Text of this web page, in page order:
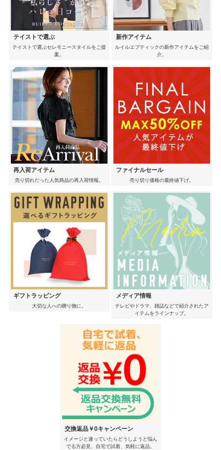
テイストで選ぶ
テイストで選ぶセレモニースタイルをご提
案。
新作アイテム
ルイルエブティックの新作アイテムをご紹
介。
再入荷アイテム
売り切れだった人気商品の再入荷情報。
ファイナルセール
売り切り価格の最終値下げ。
ギフトラッピング
大切な人への贈り物に。
メディア情報
テレビやドラマ、雑誌などで紹介されたア
イテムをラインナップ。
交換返品￥0キャンペーン
イメージと違っていたらどうしようと悩ん
でる方必見、自宅で試着、気軽に返品。